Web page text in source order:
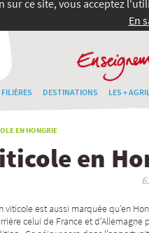
sur ce site, vous acceptez
En
FILIÈRES DESTINATIONS LES +
EN HONGRIE
en
est aussi marquée qu’en
celui de France et d’Allemagne